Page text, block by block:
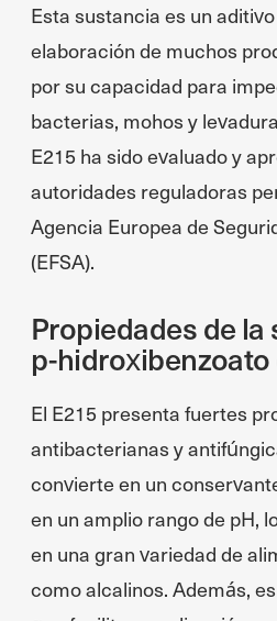
Esta sustancia es un
elaboración de muchos
por su capacidad para
bacterias, mohos y
E215 ha sido evaluado y
autoridades reguladoras
Agencia Europea de
(EFSA).
Propiedades de la
p-
El E215 presenta fuertes
antibacterianas y
convierte en un
en un amplio rango de pH,
en una gran variedad de
como alcalinos. Además,